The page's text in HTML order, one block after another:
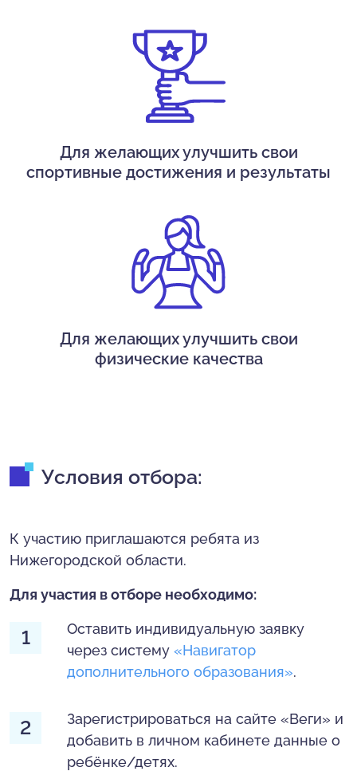
Для желающих улучшить свои
спортивные достижения и результаты
Для желающих улучшить свои
физические качества
Условия отбора:
К участию приглашаются ребята из
Нижегородской области.
Для участия в отборе необходимо:
Оставить индивидуальную заявку
через систему «Навигатор
дополнительного образования».
Зарегистрироваться на сайте «Веги» и
добавить в личном кабинете данные о
ребёнке/детях.